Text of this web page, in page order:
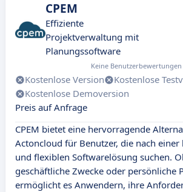
CPEM
Effiziente
Projektverwaltung mit
Planungssoftware
Keine Benutzerbewertungen
Kostenlose Version
Kostenlose
Kostenlose Demoversion
Preis auf Anfrage
CPEM bietet eine hervorragende
Actoncloud für Benutzer, die nach einer
und flexiblen Softwarelösung suchen.
geschäftliche Zwecke oder persönliche
ermöglicht es Anwendern, ihre